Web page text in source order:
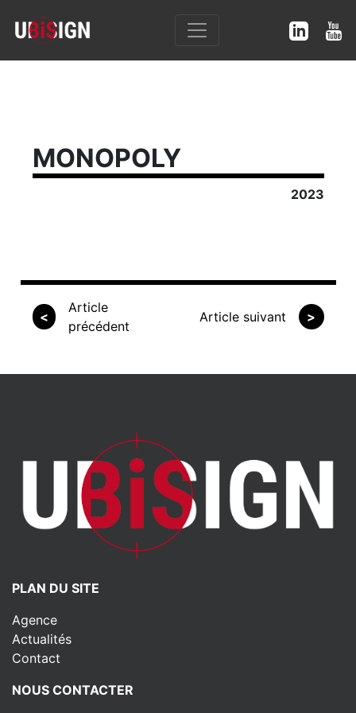
MONOPOLY
2023
<
Article
précédent
Article suivant >
PLAN DU SITE
Agence
Actualités
Contact
NOUS CONTACTER